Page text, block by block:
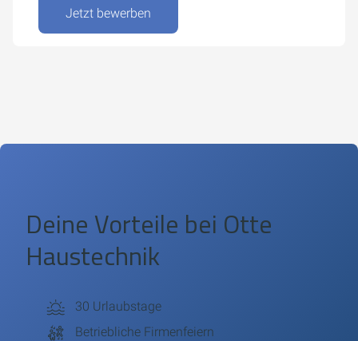
Jetzt bewerben
Deine Vorteile bei Otte
Haustechnik
30 Urlaubstage
Betriebliche Firmenfeiern